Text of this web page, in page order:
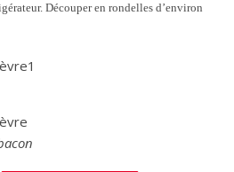
Découper en rondelles d’environ